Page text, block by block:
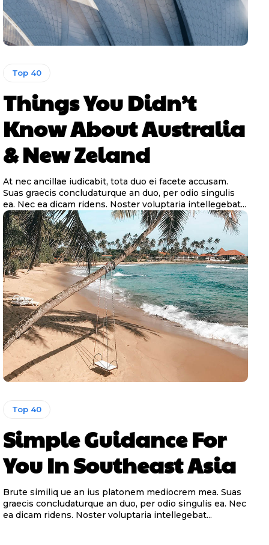
Top 40
Things You Didn’t
Know About Australia
& New Zeland
At nec ancillae iudicabit, tota duo ei facete accusam.
Suas graecis concludaturque an duo, per odio singulis
ea. Nec ea dicam ridens. Noster voluptaria intellegebat...
Top 40
Simple Guidance For
You In Southeast Asia
Brute similiq ue an ius platonem mediocrem mea. Suas
graecis concludaturque an duo, per odio singulis ea. Nec
ea dicam ridens. Noster voluptaria intellegebat...